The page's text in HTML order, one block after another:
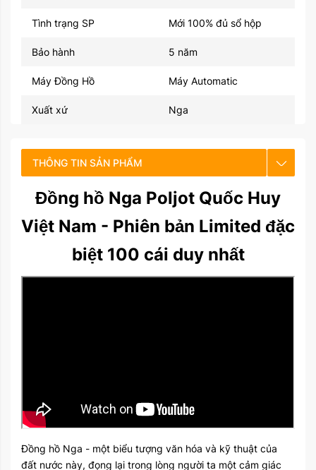
Tình trạng SP Mới 100% đủ sổ hộp
Bảo hành 5 năm
Máy Đồng Hồ Máy Automatic
Xuất xứ Nga
THÔNG TIN SẢN PHẨM
CHẾ ĐỘ BẢO HÀNH
HƯỚNG DẪN SỬ DỤNG
Đồng hồ Nga Poljot Quốc Huy
Việt Nam - Phiên bản Limited đặc
biệt 100 cái duy nhất
Đồng hồ Nga - một biểu tượng văn hóa và kỹ thuật của
đất nước này, đọng lại trong lòng người ta một cảm giác